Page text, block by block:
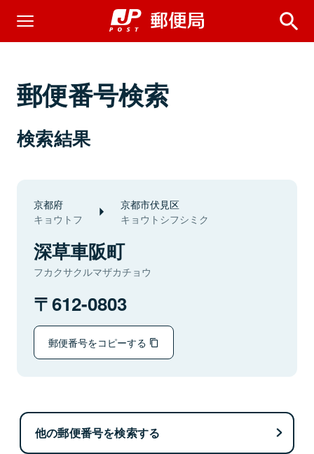
郵便番号検索
検索結果
京都府
キョウトフ
京都市伏見区
キョウトシフシミク
深草車阪町
フカクサクルマザカチョウ
612-0803
郵便番号をコピーする
他の郵便番号を検索する